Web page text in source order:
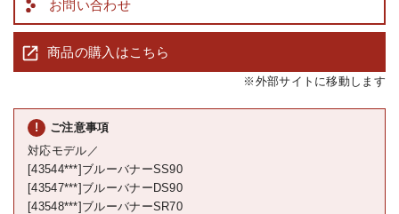
お問い合わせ
商品の購入はこちら
※外部サイトに移動します
ご注意事項
対応モデル／
[43544***]ブルーバナーSS90
[43547***]ブルーバナーDS90
[43548***]ブルーバナーSR70